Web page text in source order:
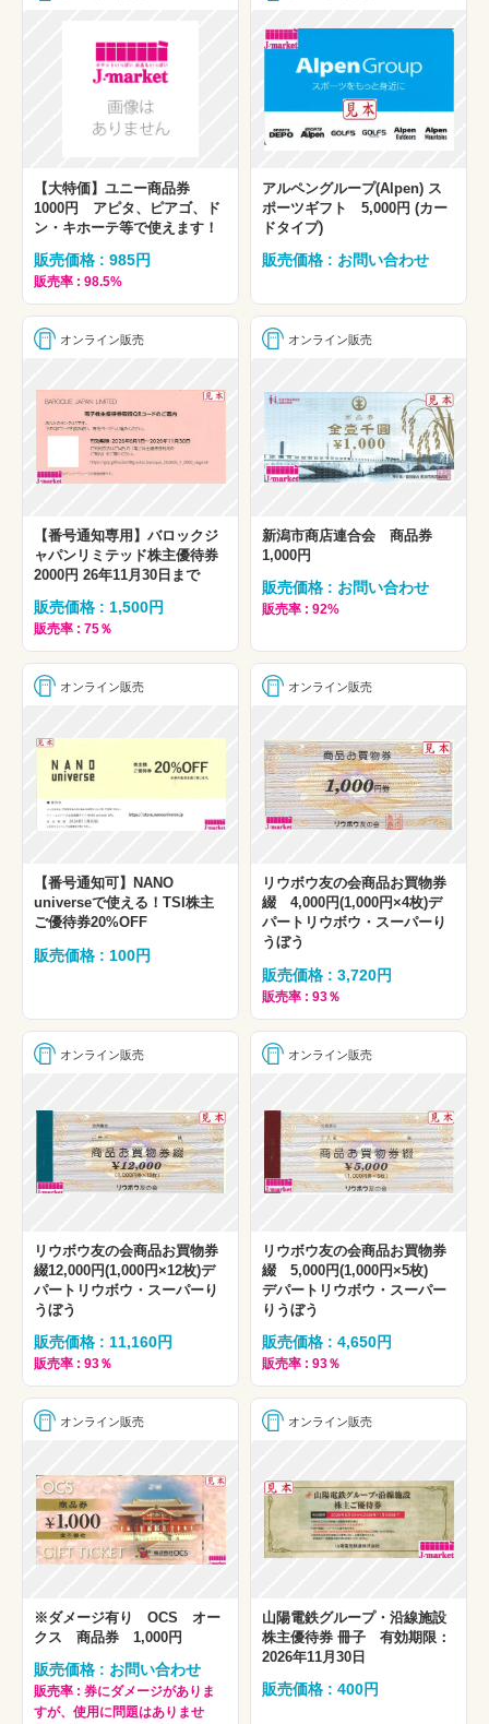
【大特価】ユニー商品券
1000円 アピタ、ピアゴ、ド
ン・キホーテ等で使えます！
販売価格 : 985円
販売率 : 98.5%
アルペングループ(Alpen) ス
ポーツギフト 5,000円 (カー
ドタイプ)
販売価格 : お問い合わせ
オンライン販売
【番号通知専用】バロックジ
ャパンリミテッド株主優待券
2000円 26年11月30日まで
販売価格 : 1,500円
販売率 : 75％
オンライン販売
新潟市商店連合会 商品券
1,000円
販売価格 : お問い合わせ
販売率 : 92%
オンライン販売
【番号通知可】NANO
universeで使える！TSI株主
ご優待券20%OFF
販売価格 : 100円
オンライン販売
リウボウ友の会商品お買物券
綴 4,000円(1,000円×4枚)デ
パートリウボウ・スーパーり
うぼう
販売価格 : 3,720円
販売率 : 93％
オンライン販売
リウボウ友の会商品お買物券
綴12,000円(1,000円×12枚)デ
パートリウボウ・スーパーり
うぼう
販売価格 : 11,160円
販売率 : 93％
オンライン販売
リウボウ友の会商品お買物券
綴 5,000円(1,000円×5枚)
デパートリウボウ・スーパー
りうぼう
販売価格 : 4,650円
販売率 : 93％
オンライン販売
※ダメージ有り OCS オー
クス 商品券 1,000円
販売価格 : お問い合わせ
販売率 : 券にダメージがありま
すが、使用に問題はありませ
オンライン販売
山陽電鉄グループ・沿線施設
株主優待券 冊子 有効期限：
2026年11月30日
販売価格 : 400円